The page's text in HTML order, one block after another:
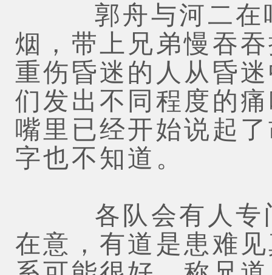
郭舟与河二在吃
烟，带上兄弟慢吞
重伤昏迷的人从昏
们发出不同程度的
嘴里已经开始说起
字也不知道。
各队会有人专门
在意，有道是患难